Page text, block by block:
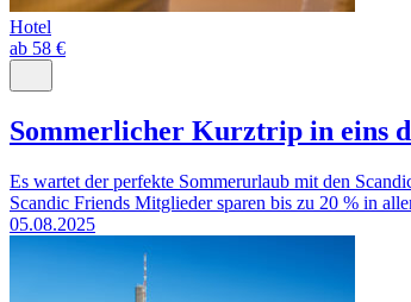
Hotel
ab 58 €
Sommerlicher Kurztrip in eins
Es wartet der perfekte Sommerurlaub mit den
Scandic Friends Mitglieder sparen bis zu 20 % in
05.08.2025